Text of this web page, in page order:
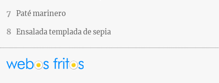
Paté marinero
Ensalada templada de sepia